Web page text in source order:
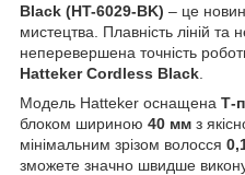
Black (HT-6029-BK) – це
мистецтва. Плавність ліній та
неперевершена точність
Hatteker Cordless Black
Модель Hatteker оснащена Т-
блоком шириною 40 мм з
мінімальним зрізом волосся
зможете значно швидше